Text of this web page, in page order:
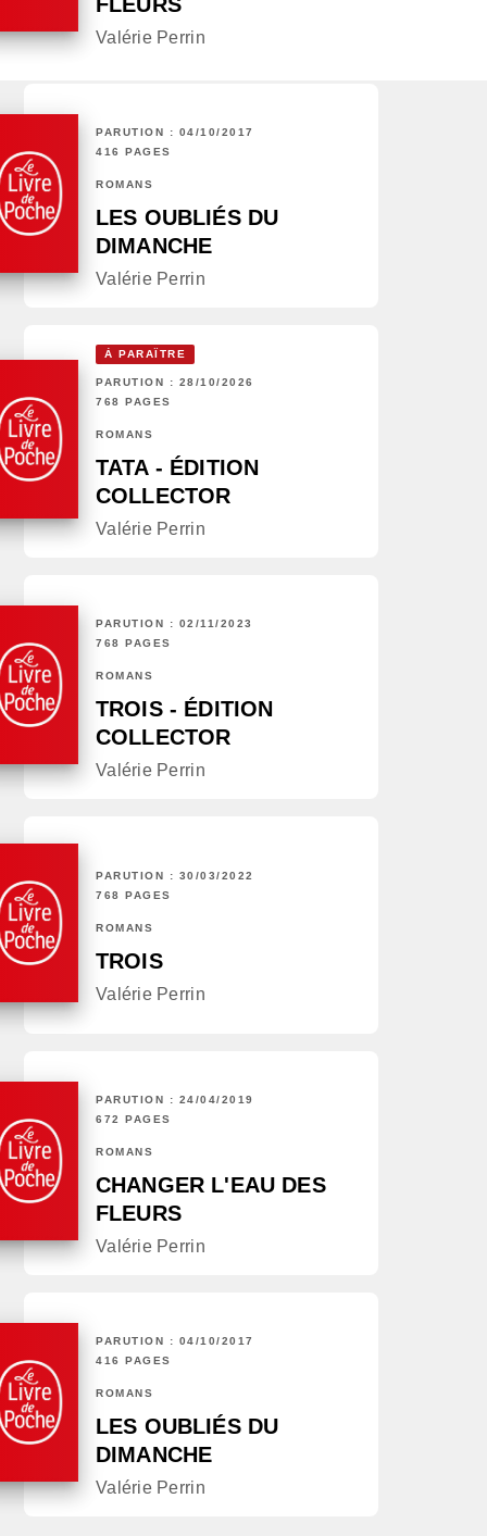
Valérie Perrin
PARUTION : 04/10/2017
416 PAGES
ROMANS
LES OUBLIÉS DU
DIMANCHE
Valérie Perrin
À PARAÎTRE
PARUTION : 28/10/2026
768 PAGES
ROMANS
TATA - ÉDITION
COLLECTOR
Valérie Perrin
PARUTION : 02/11/2023
768 PAGES
ROMANS
TROIS - ÉDITION
COLLECTOR
Valérie Perrin
PARUTION : 30/03/2022
768 PAGES
ROMANS
TROIS
Valérie Perrin
PARUTION : 24/04/2019
672 PAGES
ROMANS
CHANGER L'EAU DES
FLEURS
Valérie Perrin
PARUTION : 04/10/2017
416 PAGES
ROMANS
LES OUBLIÉS DU
DIMANCHE
Valérie Perrin